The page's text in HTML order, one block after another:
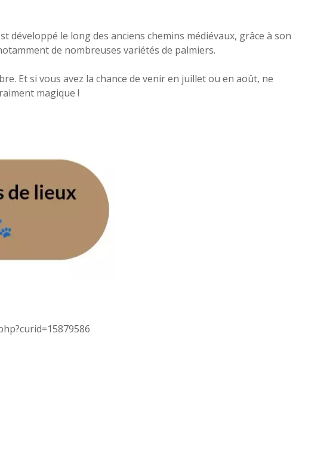
développé le long des anciens chemins médiévaux, grâce à son
de nombreuses variétés de palmiers.
Et si vous avez la chance de venir en juillet ou en août, ne
magique !